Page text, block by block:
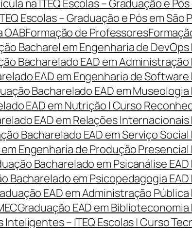
na ITEQ Escolas – Graduação e
Escolas – Graduação e Pós em São
OABFormação de Professores
Bacharel em Engenharia de DevOps
Bacharelado EAD em Administração
EAD em Engenharia de Software
Bacharelado EAD em Museologia
EAD em Nutrição | Curso
EAD em Relações Internacionais
Bacharelado EAD em Serviço Social
Engenharia de Produção Presencial
Bacharelado em Psicanálise EAD
Bacharelado em Psicopedagogia EAD
EAD em Administração Pública
Graduação EAD em Biblioteconomia
Inteligentes – ITEQ Escolas | Curso